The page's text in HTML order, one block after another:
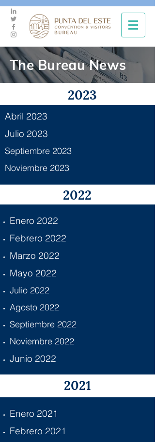
The Bureau News
2023
Abril 2023
Julio 2023
Septiembre 2023
Noviembre 2023
2022
Enero 2022
Febrero 2022
Marzo 2022
Mayo 2022
Julio 2022
Agosto 2022
Septiembre 2022
Noviembre 2022
Junio 2022
2021
Enero 2021
Febrero 2021